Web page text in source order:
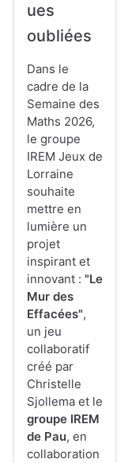
ues
oubliées
Dans le
cadre de la
Semaine des
Maths 2026,
le groupe
IREM Jeux de
Lorraine
souhaite
mettre en
lumière un
projet
inspirant et
innovant : "Le
Mur des
Effacées",
un jeu
collaboratif
créé par
Christelle
Sjollema et le
groupe IREM
de Pau, en
collaboration